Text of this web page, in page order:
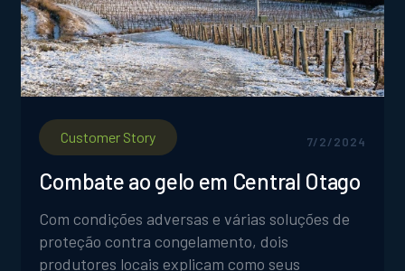
Customer Story 7/2/2024
Combate ao gelo em Central Otago
Com condições adversas e várias soluções de
proteção contra congelamento, dois
produtores locais explicam como seus